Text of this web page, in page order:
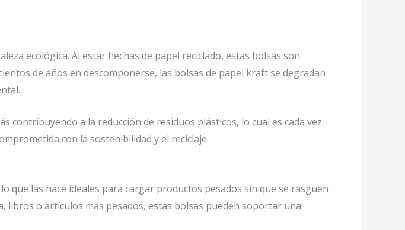
ecológica. Al estar hechas de papel reciclado, estas bolsas son
de años en descomponerse, las bolsas de papel kraft se degradan
contribuyendo a la reducción de residuos plásticos, lo cual es cada vez
con la sostenibilidad y el reciclaje.
las hace ideales para cargar productos pesados sin que se rasguen
libros o artículos más pesados, estas bolsas pueden soportar una